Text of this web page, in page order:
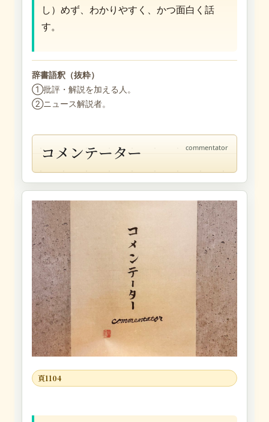
し）めず、わかりやすく、かつ面白く話
す。
辞書語釈（抜粋）
①批評・解説を加える人。
②ニュース解説者。
コメンテーター commentator
頁1104